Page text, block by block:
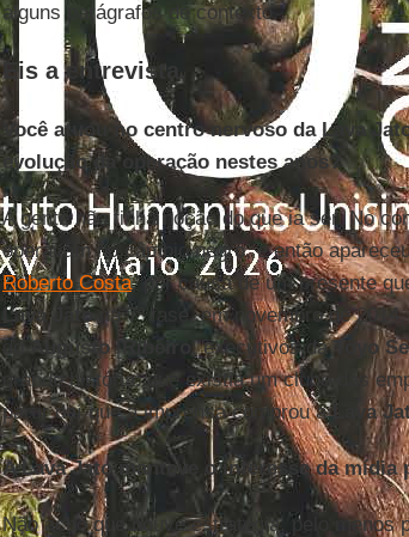
alguns parágrafos de contexto.
Eis a entrevista.
Você atuou no centro nervoso da Lava
evolução da operação nestes anos?
A gente não tinha noção do que ia ser. No
operavam no câmbio negro, e então
Roberto Costa, por causa de um presente
Lava Jatona 7ª fase, em novembro de
doAugusto[Ribeiro , executivos daToyo
grande história: que existia um clube das
partir daí que a imprensa comprou aLava
A Lava Jato manteve o interesse da
Não acho que houve estratégia, pelo menos